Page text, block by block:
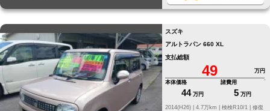
スズキ
アルトラパン 660 XL
支払総額
49
万円
本体価格
44 万円
諸費用
5 万円
修復